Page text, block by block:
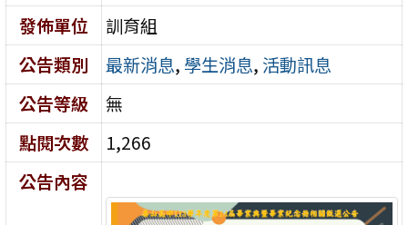
發佈單位
訓育組
公告類別
最新消息, 學生消息, 活動訊息
公告等級
無
點閱次數
1,266
公告內容